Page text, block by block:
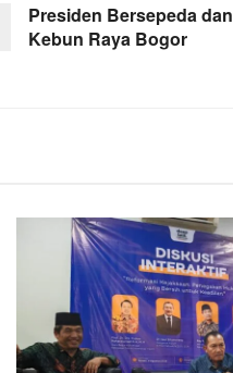
Presiden Bersepeda
Kebun Raya Bogor